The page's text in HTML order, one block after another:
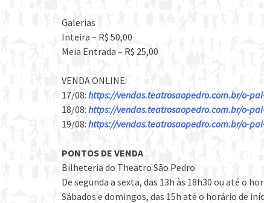
Galerias
Inteira – R$ 50,00
Meia Entrada – R$ 25,00
VENDA ONLINE:
17/08: https://vendas.teatrosaopedro.com.br/o-
18/08: https://vendas.teatrosaopedro.com.br/o-
19/08: https://vendas.teatrosaopedro.com.br/o-
PONTOS DE VENDA
Bilheteria do Theatro São Pedro
De segunda a sexta, das 13h às 18h30 ou até o
Sábados e domingos, das 15h até o horário de